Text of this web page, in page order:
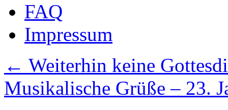
FAQ
Impressum
← Weiterhin keine
Musikalische Grüße – 23.